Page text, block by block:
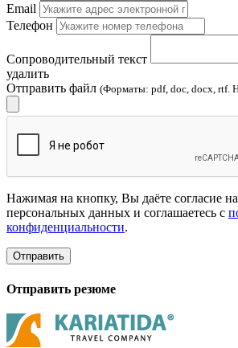
Email
Телефон
Сопроводительный текст
удалить
Отправить файл (Форматы: pdf, doc, docx, rtf.
Нажимая на кнопку, Вы даёте согласие
персональных данных и соглашаетесь с
конфиденциальности.
Отправить
Отправить резюме